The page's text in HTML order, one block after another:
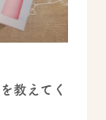
教えてく